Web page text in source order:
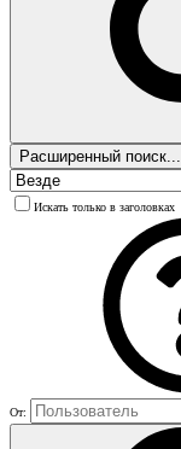
Расширенный поиск...
Искать только в заголовках
От: